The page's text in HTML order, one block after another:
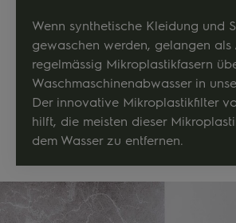
Wenn synthetische Kleidung und
gewaschen werden, gelangen
regelmässig Mikroplastikfasern
Waschmaschinenabwasser in
Der innovative Mikroplastikfilter
hilft, die meisten dieser
dem Wasser zu entfernen.